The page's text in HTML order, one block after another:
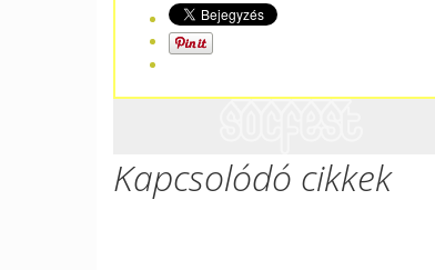
Kapcsolódó cikkek